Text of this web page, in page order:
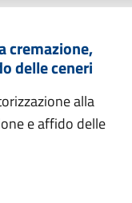
cremazione,
delle ceneri
alla
e affido delle